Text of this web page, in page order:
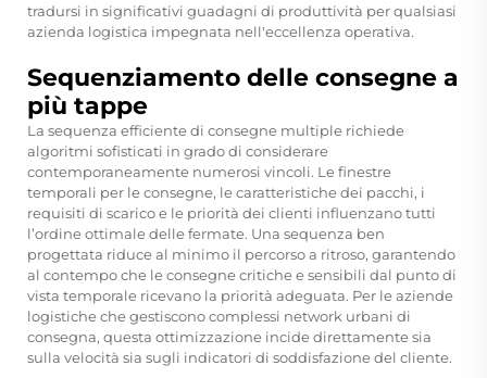
tradursi in significativi guadagni di produttività per qualsiasi
azienda logistica impegnata nell'eccellenza operativa.
Sequenziamento delle consegne a
più tappe
La sequenza efficiente di consegne multiple richiede
algoritmi sofisticati in grado di considerare
contemporaneamente numerosi vincoli. Le finestre
temporali per le consegne, le caratteristiche dei pacchi, i
requisiti di scarico e le priorità dei clienti influenzano tutti
l’ordine ottimale delle fermate. Una sequenza ben
progettata riduce al minimo il percorso a ritroso, garantendo
al contempo che le consegne critiche e sensibili dal punto di
vista temporale ricevano la priorità adeguata. Per le aziende
logistiche che gestiscono complessi network urbani di
consegna, questa ottimizzazione incide direttamente sia
sulla velocità sia sugli indicatori di soddisfazione del cliente.